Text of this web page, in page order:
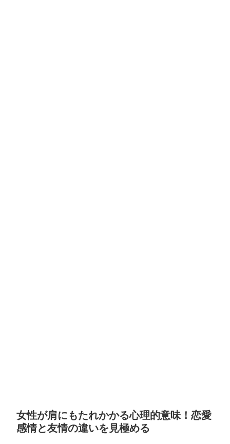
女性が肩にもたれかかる心理的意味！恋愛
感情と友情の違いを見極める